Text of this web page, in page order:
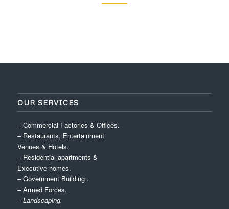
OUR SERVICES
– Commercial Factories & Offices.
– Restaurants, Entertainment
Venues & Hotels.
– Residential apartments &
Executive homes.
– Government Building .
– Armed Forces.
– Landscaping.